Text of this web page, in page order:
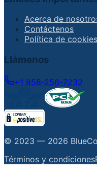
Acerca de
Contáctenos
Política de cookies
Llámenos
+1 858-256-7232
© 2023 — 2026
Términos y condiciones